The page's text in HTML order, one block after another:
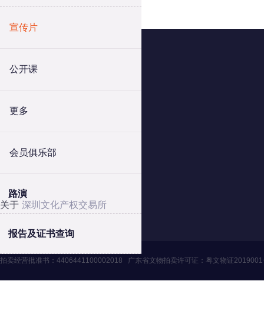
宣传片
公开课
更多
会员俱乐部
路演
报告及证书查询
联系我们
地址：广东省深圳市福田区滨河大道5008号
邮箱：szwenjiaosuo@126.com
关于 深圳文化产权交易所
拍卖经营批准书： 4406441100002018 广东省文物拍卖许可证： 粤文物证2019001